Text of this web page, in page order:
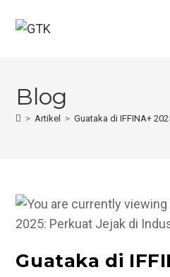
Blog
> Artikel > Guataka di IFFINA+
Guataka di